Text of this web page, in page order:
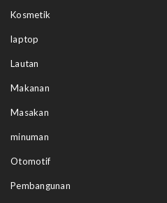
Kosmetik
laptop
Lautan
Makanan
Masakan
minuman
Otomotif
Pembangunan